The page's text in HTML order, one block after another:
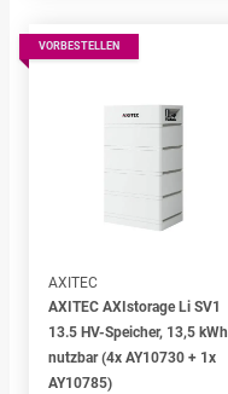
VORBESTELLEN
AXITEC
AXITEC AXIstorage Li SV1
13.5 HV-Speicher, 13,5 kWh
nutzbar (4x AY10730 + 1x
AY10785)